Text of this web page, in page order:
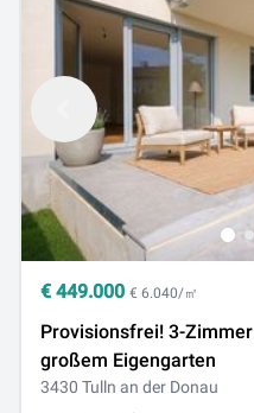
€ 449.000 € 6.040/㎡
Provisionsfrei! 3-
großem Eigengarten
3430 Tulln an der Donau